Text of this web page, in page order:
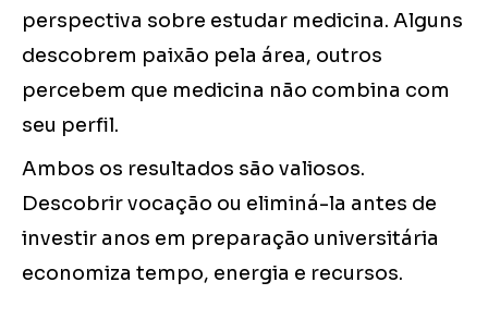
perspectiva sobre estudar medicina. Alguns
descobrem paixão pela área, outros
percebem que medicina não combina com
seu perfil.
Ambos os resultados são valiosos.
Descobrir vocação ou eliminá-la antes de
investir anos em preparação universitária
economiza tempo, energia e recursos.